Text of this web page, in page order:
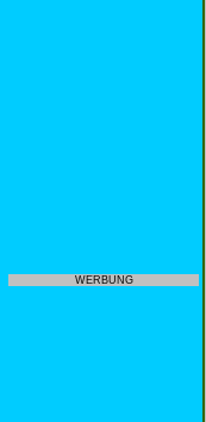
WERBUNG